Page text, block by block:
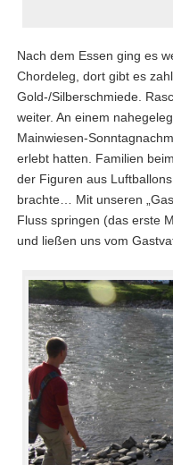
Nach dem Essen ging es
Chordeleg, dort gibt es
Gold-/Silberschmiede.
weiter. An einem
Mainwiesen-
erlebt hatten. Familien
der Figuren aus
brachte… Mit unseren
Fluss springen (das erste
und ließen uns vom